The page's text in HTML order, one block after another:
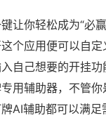
让你轻松成为“必
个应用便可以自
自己想要的开挂
用辅助器，不管
AI辅助都可以满足